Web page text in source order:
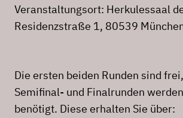
Veranstaltungsort: Herkulessaal
Residenzstraße 1, 80539
Die ersten beiden Runden sind
Semifinal- und Finalrunden
benötigt. Diese erhalten Sie über: